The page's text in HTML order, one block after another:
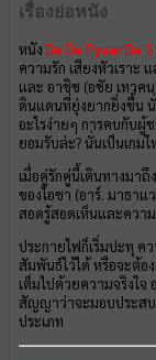
เรื่องย่อหนัง
หนัง De De Pyaar De 2
ความรัก เสียงหัวเราะ
และ อาชิช (อชัย เทวค
ดินแดนที่ยุ่งยากยิ่งขึ้น
อะไรง่ายๆ การคบกับผู้
ยอมรับล่ะ? นั่นเป็นเกม
เมื่อคู่รักคู่นี้เดินทางมา
ของไอชา (อาร์. มาธา
สอดรู้สอดเห็นและควา
ประกายไฟก็เริ่มปะทุ ค
สัมพันธ์ไว้ได้ หรือจะต้อ
เต็มไปด้วยความจริงใ
สัญญาว่าจะมอบประส
ประเภท